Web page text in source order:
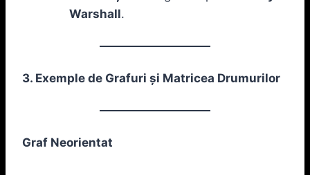
Warshall.
3. Exemple de Grafuri și Matricea Drumurilor
Graf Neorientat